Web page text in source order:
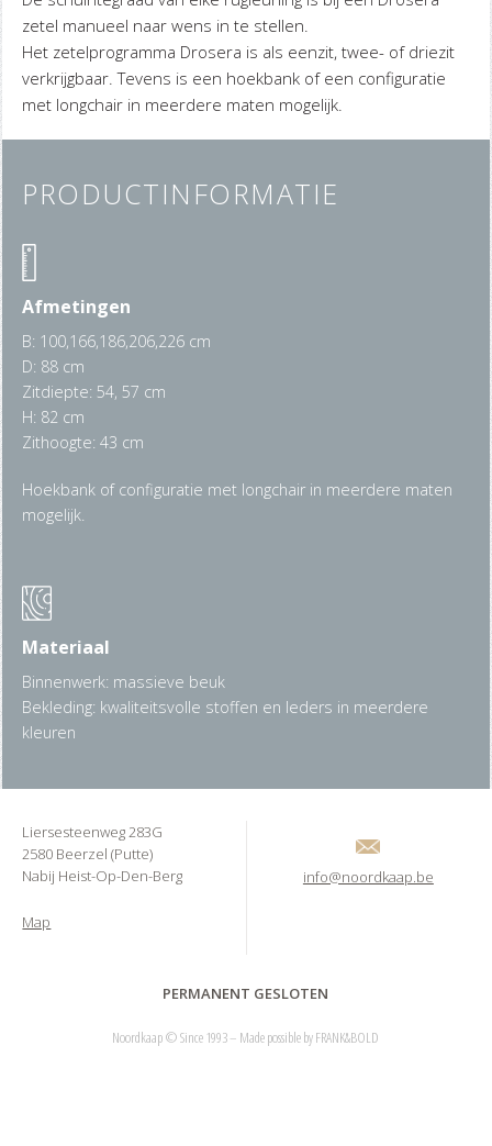
zetel manueel naar wens in te stellen.
Het zetelprogramma Drosera is als eenzit, twee- of driezit
verkrijgbaar. Tevens is een hoekbank of een configuratie
met longchair in meerdere maten mogelijk.
PRODUCTINFORMATIE
Afmetingen
B: 100,166,186,206,226 cm
D: 88 cm
Zitdiepte: 54, 57 cm
H: 82 cm
Zithoogte: 43 cm
Hoekbank of configuratie met longchair in meerdere maten
mogelijk.
Materiaal
Binnenwerk: massieve beuk
Bekleding: kwaliteitsvolle stoffen en leders in meerdere
kleuren
Noordkaap © Since 1993 – Made possible byFRANK&BOLD
PERMANENT GESLOTEN
info@noordkaap.be
Liersesteenweg 283G
2580 Beerzel (Putte)
Nabij Heist-Op-Den-Berg
Map